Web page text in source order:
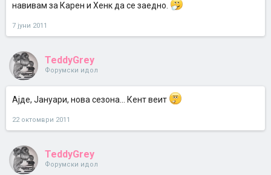
навивам за Карен и Хенк да се заедно.
7 јуни 2011
TeddyGrey
Форумски идол
Ajде, Јануари, нова сезона... Кент веит
22 октомври 2011
TeddyGrey
Форумски идол